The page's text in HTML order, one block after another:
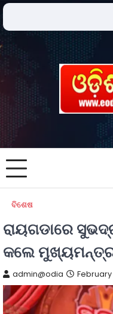
ବିଶେଷ
ରାୟଗଡାରେ
କଲେ
admin@odia February